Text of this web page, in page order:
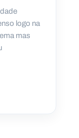
logo na
mas